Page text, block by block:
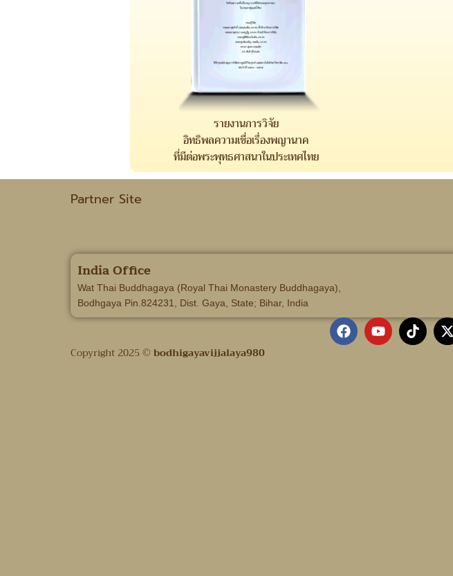
รายงานการวิจัย
อิทธิพลความเชื่อเรื่องพญานาค
ที่มีต่อพระพุทธศาสนาในประเทศไทย
Partner Site
India Office
Wat Thai Buddhagaya (Royal Thai Monastery Buddhagaya),
Bodhgaya Pin.824231, Dist. Gaya, State; Bihar, India
Copyright 2025 © bodhigayavijjalaya980